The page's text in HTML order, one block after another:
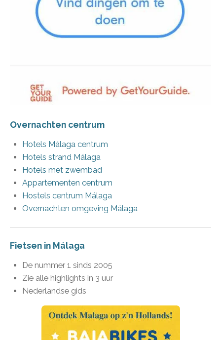
Overnachten centrum
Hotels Málaga centrum
Hotels strand Málaga
Hotels met zwembad
Appartementen centrum
Hostels centrum Málaga
Overnachten omgeving Málaga
Fietsen in Málaga
De nummer 1 sinds 2005
Zie alle highlights in 3 uur
Nederlandse gids